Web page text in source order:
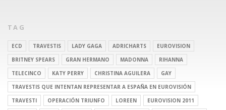
TAG
ECD TRAVESTIS LADY GAGA ADRICHARTS
EUROVISION
BRITNEY SPEARS
GRAN HERMANO MADONNA
RIHANNA
TELECINCO
KATY PERRY CHRISTINA AGUILERA
GAY
TRAVESTIS QUE INTENTAN REPRESENTAR A ESPAÑA EN EUROVISIÓN
TRAVESTI
OPERACIÓN TRIUNFO LOREEN
EUROVISION 2011